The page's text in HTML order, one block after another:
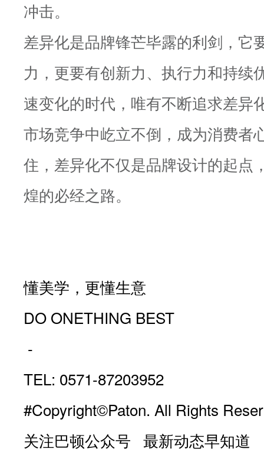
冲击。
差异化是品牌锋芒毕露的利剑，它
力，更要有创新力、执行力和持续
速变化的时代，唯有不断追求差异
市场竞争中屹立不倒，成为消费者
住，差异化不仅是品牌设计的起点
煌的必经之路。
懂美学，更懂生意
DO ONETHING BEST
-
TEL: 0571-87203952
#Copyright©Paton. All Rights
关注巴顿公众号 最新动态早知道